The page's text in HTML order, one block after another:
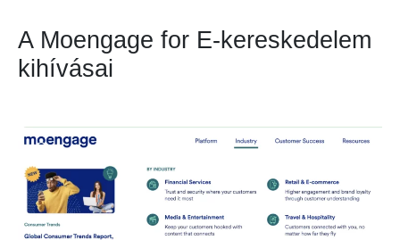
A Moengage for E-kereskedelem
kihívásai